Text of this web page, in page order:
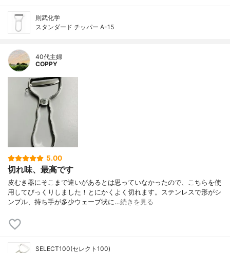
則武化学
スタンダード チッパー A-15
40代主婦
COPPY
5.00
切れ味、最高です
皮むき器にそこまで違いがあるとは思っていなかったので、こちらを使
用してびっくりしました！とにかくよく切れます。ステンレスで形がシ
ンプル、持ち手が多少ウェーブ状に…続きを見る
SELECT100(セレクト100)